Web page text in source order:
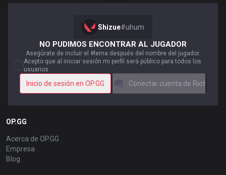
Shizue#uhum
NO PUDIMOS ENCONTRAR AL JUGADOR
Asegúrate de incluir el #lema después del nombre del jugador.
Acepto que al iniciar sesión mi perfil será público para todos los
usuarios
Inicio de sesión en OP.GG Conectar cuenta de Riot
OP.GG
Acerca de OP.GG
Empresa
Blog